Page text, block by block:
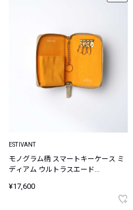
ESTIVANT
モノグラム柄 スマートキーケース ミ
ディアム ウルトラスエード
¥17,600